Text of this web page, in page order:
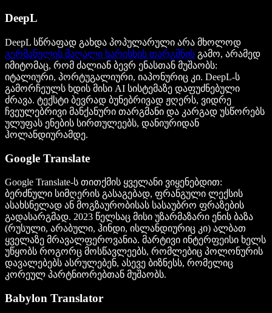
DeepL
DeepL სწრაფად გახდა პოპულარული არა მხოლოდ
გერმანულის მაღალი ხარისხის თარგმნის გამო, არამედ
იმიტომაც, რომ ძალიან ბევრ ენასთან მუშაობს:
იტალიური, პორტუგალიური, იაპონურიც კი. DeepL-ს
გამორჩეულს ხდის მისი AI სისტემაზე დაფუძნებული
ძრავა. ტექსტი ბევრად ბუნებრივად ჟღერს, ვიდრე
ჩვეულებრივი მანქანური თარგმანი და კარგად უსწორებს
ულუფას ენების სირთულეებს, დანიურიდან
ჰოლანდიურამდე.
Google Translate
Google Translate-ს თითქმის ყველანი ვიყენებდით:
ბერძნული სიმღერის გასაგებად, ფრანგული ლექსის
ასახსნელად ან მოგზაურობისას სასაუბრო ფრაზების
გადასარგმად. 2023 წელსაც მისი უზარმაზარი ენის ბაზა
(რუსული, არაბული, ჰინდი, ისლანდიურიც კი) ალბათ
ყველაზე მრავალფეროვანია. მარტივი ინტერფეისი ხელს
უწყობს როგორც მოსწავლეებს, რომლებიც პოლონურის
დავალებებს ასრულებენ, ასევე ბიზნესს, რომელიც
კორეულ პარტნიორებთან მუშაობს.
Babylon Translator